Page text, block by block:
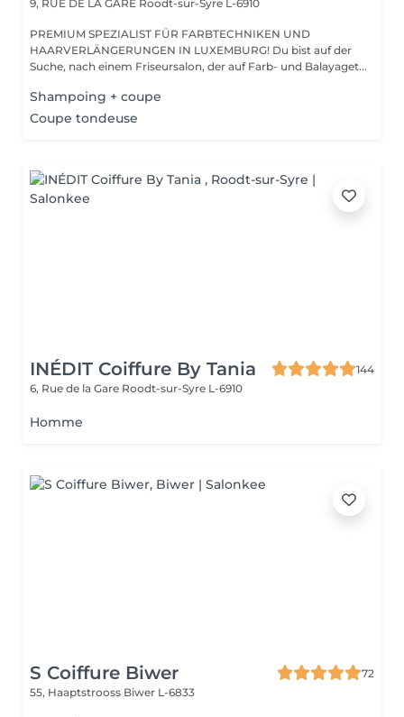
9, RUE DE LA GARE Roodt-sur-Syre L-6910
PREMIUM SPEZIALIST FÜR FARBTECHNIKEN UND
HAARVERLÄNGERUNGEN IN LUXEMBURG! Du bist auf der
Suche, nach einem Friseursalon, der auf Farb- und Balayaget...
Shampoing + coupe
Coupe tondeuse
INÉDIT Coiffure By Tania
144
6, Rue de la Gare Roodt-sur-Syre L-6910
Homme
S Coiffure Biwer
72
55, Haaptstrooss Biwer L-6833